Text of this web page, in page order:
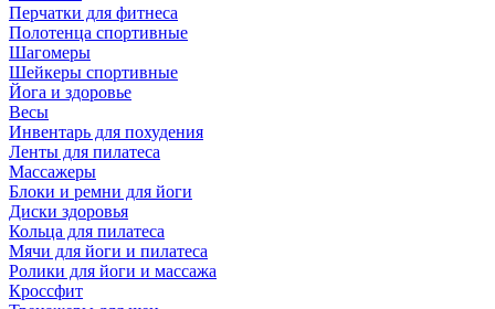
Перчатки для фитнеса
Полотенца спортивные
Шагомеры
Шейкеры спортивные
Йога и здоровье
Весы
Инвентарь для похудения
Ленты для пилатеса
Массажеры
Блоки и ремни для йоги
Диски здоровья
Кольца для пилатеса
Мячи для йоги и пилатеса
Ролики для йоги и массажа
Кроссфит